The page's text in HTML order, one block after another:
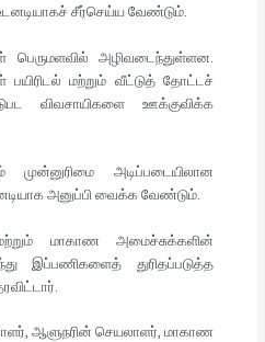
சீர்செய்ய வேண்டும்.
பெருமளவில் அழிவடைந்துள்ளன.
மற்றும் வீட்டுத் தோட்டச்
விவசாயிகளை ஊக்குவிக்க
முன்னுரிமை அடிப்படையிலான
அனுப்பி வைக்க வேண்டும்.
மாகாண அமைச்சுக்களின்
இப்பணிகளைத் துரிதப்படுத்த
ஆளுநரின் செயலாளர், மாகாண